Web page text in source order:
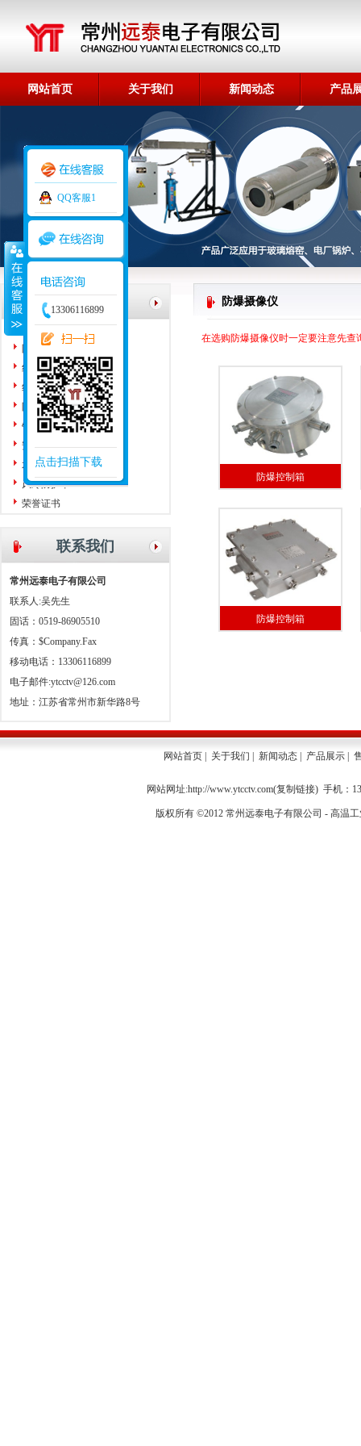
网站首页 关于我们 新闻动态 产品
产品分类
防爆摄像仪
红外测温仪
红外热成像仪
防护罩
针孔镜头
安装附件
水冷防护罩
风冷防护罩
荣誉证书
联系我们
常州远泰电子有限公司
联系人:吴先生
固话：0519-86905510
传真：$Company.Fax
移动电话：13306116899
电子邮件:ytcctv@126.com
地址：江苏省常州市新华路8号
防爆摄像仪
在选购防爆摄像仪时一定要注意先
防爆控制箱
防爆控制箱
网站首页 关于我们 |新闻动态 产品展示 |
网站网址:http://www.ytcctv.com(复制链接) 手机：
版权所有 ©2012 常州远泰电子有限公司 - 高温
QQ客服1
13306116899
点击扫描下载